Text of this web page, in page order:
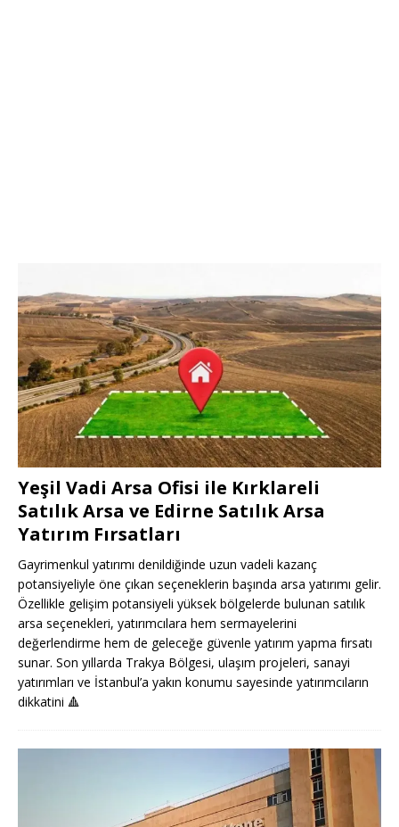
Yeşil Vadi Arsa Ofisi ile Kırklareli
Satılık Arsa ve Edirne Satılık Arsa
Yatırım Fırsatları
Gayrimenkul yatırımı denildiğinde uzun vadeli kazanç
potansiyeliyle öne çıkan seçeneklerin başında arsa yatırımı gelir.
Özellikle gelişim potansiyeli yüksek bölgelerde bulunan satılık
arsa seçenekleri, yatırımcılara hem sermayelerini
değerlendirme hem de geleceğe güvenle yatırım yapma fırsatı
sunar. Son yıllarda Trakya Bölgesi, ulaşım projeleri, sanayi
yatırımları ve İstanbul’a yakın konumu sayesinde yatırımcıların
dikkatini 🔺